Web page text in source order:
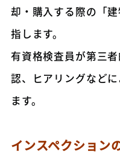
却・購入する際の「
指します。
有資格検査員が第三
認、ヒアリングなど
ます。
インスペクション